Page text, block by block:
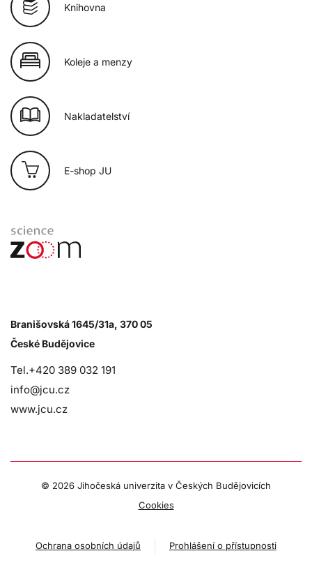
Knihovna
Koleje a menzy
Nakladatelství
E-shop JU
Branišovská 1645/31a, 370 05
České Budějovice
Tel.+420 389 032 191
info@jcu.cz
www.jcu.cz
© 2026 Jihočeská univerzita v Českých Budějovicích
Cookies
Ochrana osobních údajů Prohlášení o přístupnosti